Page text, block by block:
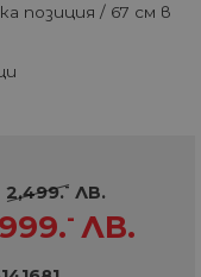
позиция / 67 см в
2,499.- ЛВ.
- ЛВ.